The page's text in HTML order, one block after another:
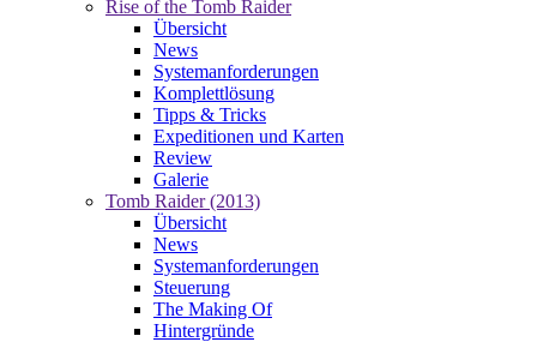
Rise of the Tomb Raider
Übersicht
News
Systemanforderungen
Komplettlösung
Tipps & Tricks
Expeditionen und Karten
Review
Galerie
Tomb Raider (2013)
Übersicht
News
Systemanforderungen
Steuerung
The Making Of
Hintergründe